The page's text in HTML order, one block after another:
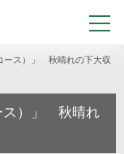
ース）」 秋晴れの下大収
ス）」 秋晴れ